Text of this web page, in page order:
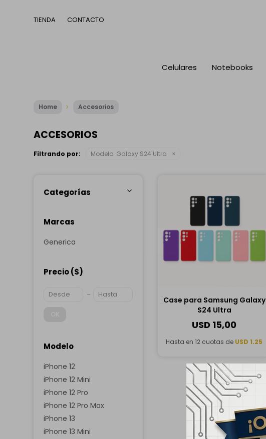
Celulares Notebooks
TIENDA CONTACTO
Home Accesorios
ACCESORIOS
Filtrando por: Modelo: Galaxy S24 Ultra
Case para Samsung Galaxy
S24 Ultra
USD 15,00
Hasta en 12 cuotas de USD 1.25
Categorías
Marcas
Generica
Precio($)
Modelo
iPhone 12
iPhone 12 Mini
iPhone 12 Pro
iPhone 12 Pro Max
iPhone 13
iPhone 13 Mini